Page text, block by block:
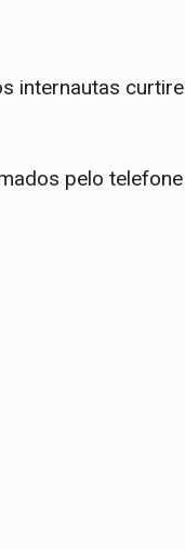
internautas
pelo